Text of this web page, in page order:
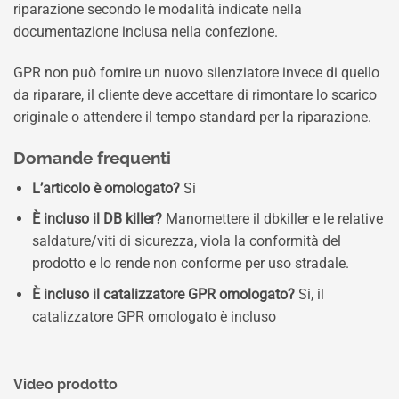
riparazione secondo le modalità indicate nella
documentazione inclusa nella confezione.
GPR non può fornire un nuovo silenziatore invece di quello
da riparare, il cliente deve accettare di rimontare lo scarico
originale o attendere il tempo standard per la riparazione.
Domande frequenti
L’articolo è omologato?Si
È incluso il DB killer?Manomettere il dbkiller e le relative
saldature/viti di sicurezza, viola la conformità del
prodotto e lo rende non conforme per uso stradale.
È incluso il catalizzatore GPR omologato?Si, il
catalizzatore GPR omologato è incluso
Video prodotto